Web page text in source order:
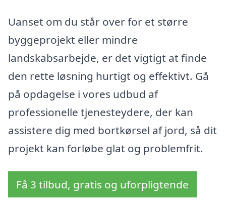
Uanset om du står over for et større
byggeprojekt eller mindre
landskabsarbejde, er det vigtigt at finde
den rette løsning hurtigt og effektivt. Gå
på opdagelse i vores udbud af
professionelle tjenesteydere, der kan
assistere dig med bortkørsel af jord, så dit
projekt kan forløbe glat og problemfrit.
Få 3 tilbud, gratis og uforpligtende